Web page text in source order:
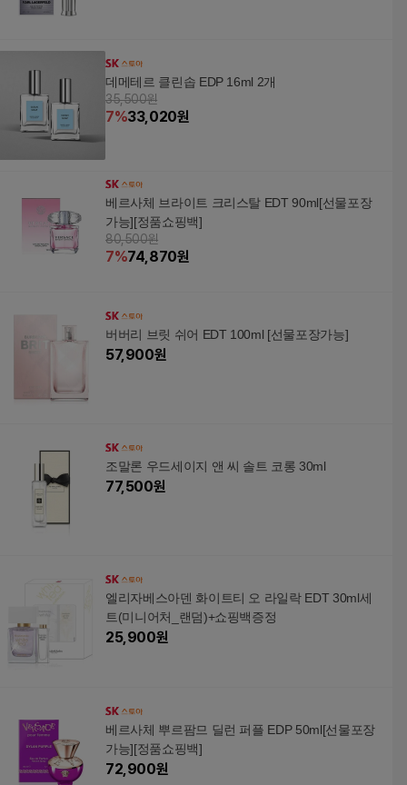
데메테르 클린솝 EDP 16ml 2개
35,500원
7%33,020원
베르사체 브라이트 크리스탈 EDT 90ml[선물포장
가능][정품쇼핑백]
80,500원
7%74,870원
버버리 브릿 쉬어 EDT 100ml [선물포장가능]
57,900원
조말론 우드세이지 앤 씨 솔트 코롱 30ml
77,500원
엘리자베스아덴 화이트티 오 라일락 EDT 30ml세
트(미니어처_랜덤)+쇼핑백증정
25,900원
베르사체 뿌르팜므 딜런 퍼플 EDP 50ml[선물포장
가능][정품쇼핑백]
72,900원